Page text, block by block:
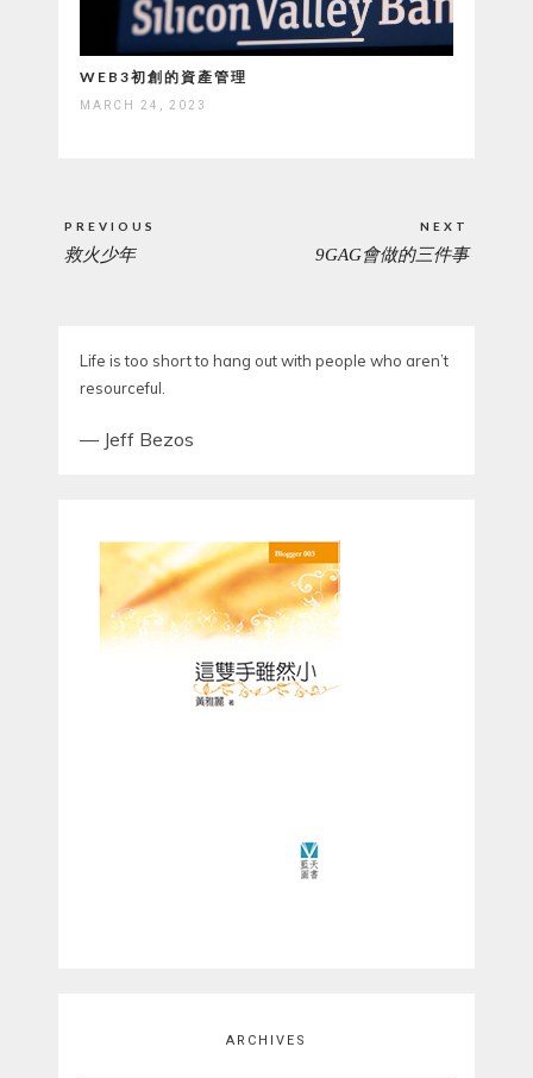
WEB3初創的資產管理
MARCH 24, 2023
navigation
PREVIOUS
PREVIOUS
救火少年
NEXT
NEXT
9GAG會做的三件事
Life is too short to hang out with people who aren’t
resourceful.
— Jeff Bezos
ARCHIVES